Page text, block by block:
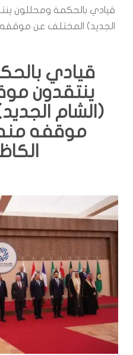
قيادي بالحكمة ومحللون
الجديد) المختلف عن
قيادي
ينتقدون
(الشام
موقفه